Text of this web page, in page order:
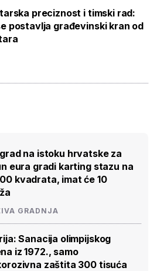
preciznost i timski rad:
postavlja građevinski kran od
na istoku hrvatske za
eura gradi karting stazu na
kvadrata, imat će 10
GRADNJA
Sanacija olimpijskog
iz 1972., samo
zaštita 300 tisuća